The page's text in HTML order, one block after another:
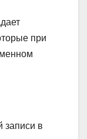
при
записи в